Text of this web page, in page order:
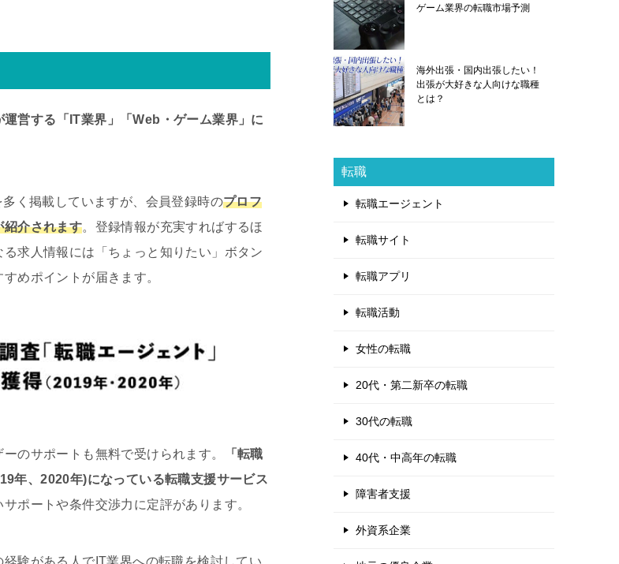
運営する「IT業界」「Web・ゲーム業界」に
く掲載していますが、会員登録時のプロフ
紹介されます。登録情報が充実すればするほ
求人情報には「ちょっと知りたい」ボタン
めポイントが届きます。
のサポートも無料で受けられます。
「転職
年、2020年)になっている転職支援サービス
ポートや条件交渉力に定評があります。
ゲーム業界の転職市場予測
海外出張・国内出張したい！
出張が大好きな人向けな職種
とは？
転職
転職エージェント
転職サイト
転職アプリ
転職活動
女性の転職
20代・第二新卒の転職
30代の転職
40代・中高年の転職
障害者支援
外資系企業